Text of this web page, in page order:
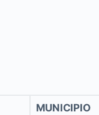
MUNICIPIO